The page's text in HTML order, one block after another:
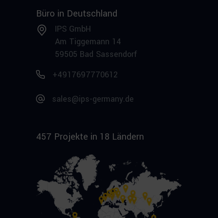
Büro in Deutschland
IPS GmbH
Am Tiggemann 14
59505 Bad Sassendorf
+4917697770612
sales@ips-germany.de
457 Projekte in 18 Ländern